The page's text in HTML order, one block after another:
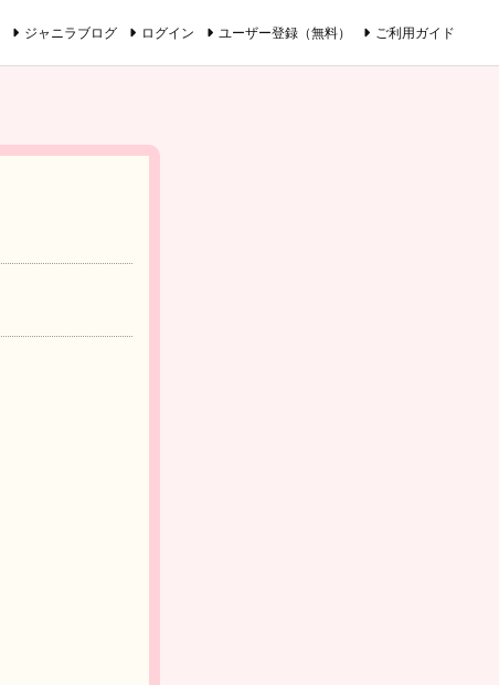
ジャニラブログ ログイン ユーザー登録（無料） ご利用ガイド